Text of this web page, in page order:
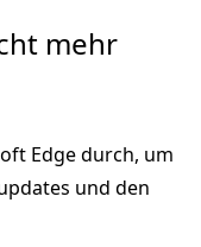
mehr
Edge durch, um
und den